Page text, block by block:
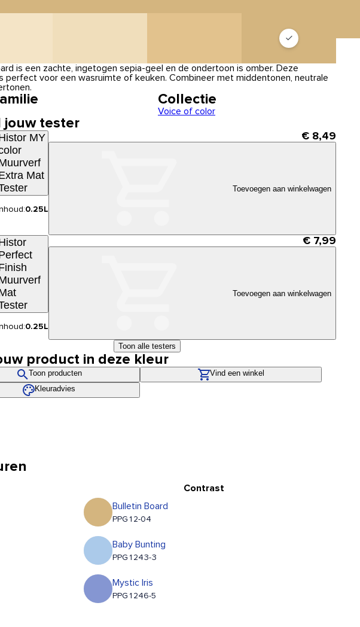
is een zachte, ingetogen sepia-geel en de ondertoon is omber. Deze
perfect voor een wasruimte of keuken. Combineer met middentonen, neutrale
Collectie
Voice of color
jouw tester
MY
Mat
0.25L
€ 8,49
Toevoegen aan winkelwagen
0.25L
€ 7,99
Toevoegen aan winkelwagen
Toon alle testers
product in deze kleur
Toon producten
Vind een winkel
Kleuradvies
Contrast
Bulletin Board
PPG12-04
Baby Bunting
PPG1243-3
Mystic Iris
PPG1246-5